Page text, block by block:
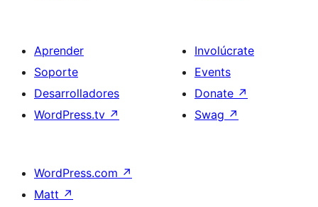
Aprender
Soporte
Desarrolladores
WordPress.tv ↗
Involúcrate
Events
Donate ↗
Swag ↗
WordPress.com ↗
Matt ↗